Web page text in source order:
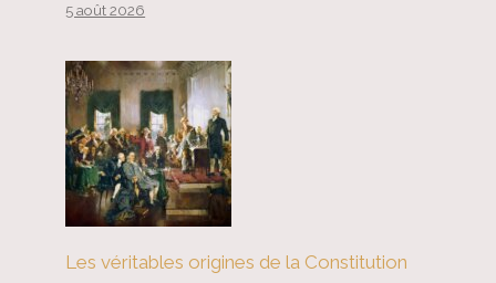
5 août 2026
Les véritables origines de la Constitution